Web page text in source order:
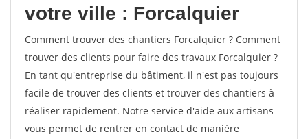
votre ville : Forcalquier
Comment trouver des chantiers Forcalquier ? Comment
trouver des clients pour faire des travaux Forcalquier ?
En tant qu'entreprise du bâtiment, il n'est pas toujours
facile de trouver des clients et trouver des chantiers à
réaliser rapidement. Notre service d'aide aux artisans
vous permet de rentrer en contact de manière